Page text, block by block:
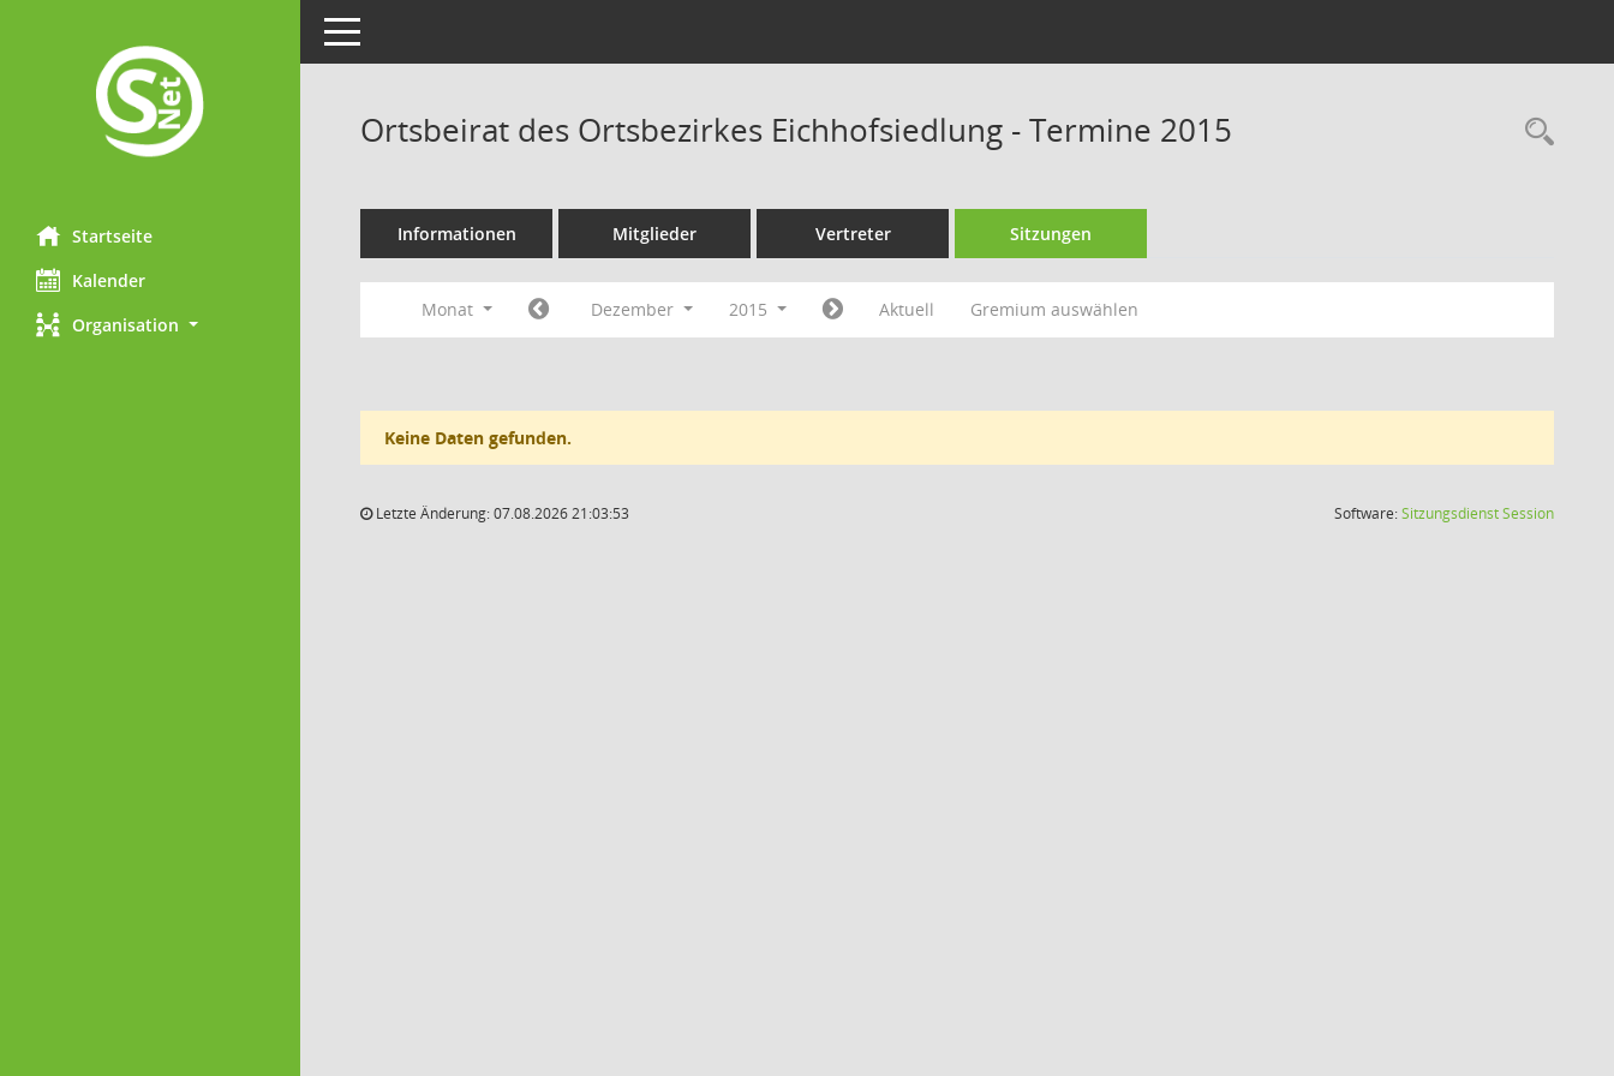
Startseite
Kalender
Organisation
Toggle navigation
Ortsbeirat des Ortsbezirkes Eichhofsiedlung - Termine 2015
Informationen Mitglieder Vertreter Sitzungen
Monat Dezember 2015 Aktuell Gremium auswählen
Keine Daten gefunden.
Letzte Änderung: 07.08.2026 21:03:53 Software:SitzungsdienstSession(Wird in